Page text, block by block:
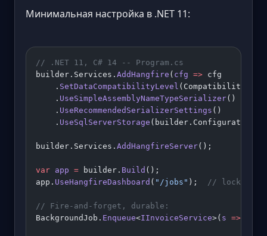
Минимальная настройка в .NET 11:
// .NET 11, C# 14 -- Program.cs
builder.Services. AddHangfire ( cfg => cfg
    .
SetDataCompatibilityLevel
    .
UseSimpleAssemblyNameTypeSerializer()
    .
UseRecommendedSerializerSettings ()
    .
UseSqlServerStorage (builder.Configuration.
builder.Services. AddHangfireServer();
var app = builder. Build ();
app. UseHangfireDashboard ( "/jobs" ); // lock this
// Fire-and-forget, durable:
BackgroundJob. Enqueue<IInvoiceService>( s =>